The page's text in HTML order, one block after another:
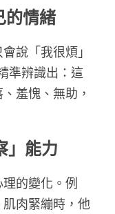
的情緒
說「我很煩」
準辨識出：這
羞愧、無助，
」能力
的變化。例
肉緊繃時，他